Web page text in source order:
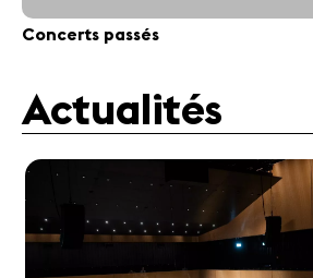
Concerts passés
Actualités